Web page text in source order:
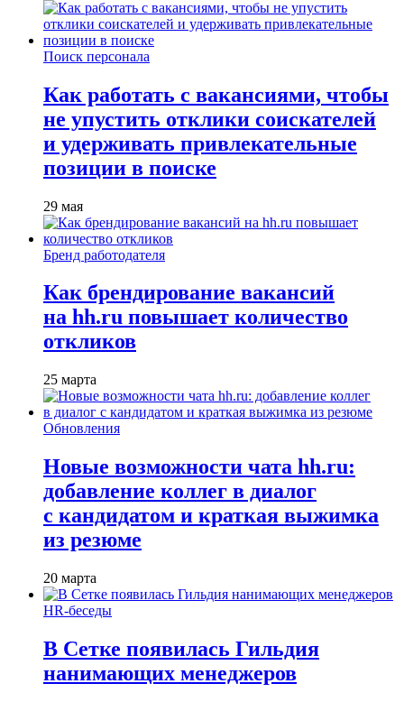
Поиск персонала
Как работать с вакансиями, чтобы
не упустить отклики соискателей
и удерживать привлекательные
позиции в поиске
29 мая
Бренд работодателя
Как брендирование вакансий
на hh.ru повышает количество
откликов
25 марта
Обновления
Новые возможности чата hh.ru:
добавление коллег в диалог
с кандидатом и краткая выжимка
из резюме
20 марта
HR-беседы
В Сетке появилась Гильдия
нанимающих менеджеров